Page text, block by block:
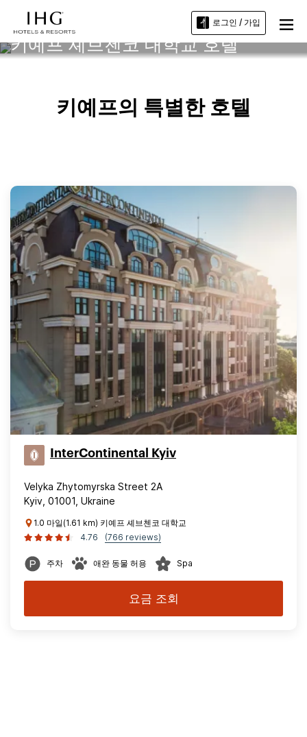
로그인 / 가입
키예프 셰브첸코 대학교 호텔
키예프의 특별한 호텔
InterContinental Kyiv
Velyka Zhytomyrska Street 2A
Kyiv, 01001, Ukraine
1.0 마일(1.61 km) 키예프 셰브첸코 대학교
4.76
(766 reviews)
주차 애완 동물 허용 Spa
요금 조회